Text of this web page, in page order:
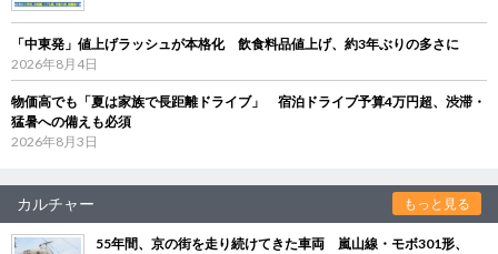
「中東発」値上げラッシュが本格化 飲食料品値上げ、約3年ぶりの多さに
2026年8月4日
物価高でも「夏は家族で長距離ドライブ」 宿泊ドライブ予算4万円超、渋滞・
猛暑への備えも必須
2026年8月3日
カルチャー もっと見る
55年間、京の街を走り続けてきた車両 嵐山線・モボ301形、